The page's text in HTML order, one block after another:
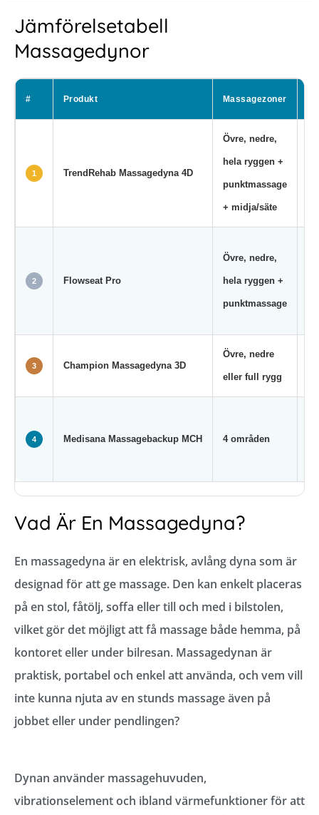
Jämförelsetabell
Massagedynor
# Produkt Massagezoner
1 TrendRehab Massagedyna 4D
Övre, nedre,
hela ryggen +
punktmassage
+ midja/säte
2 Flowseat Pro
Övre, nedre,
hela ryggen +
punktmassage
3 Champion Massagedyna 3D
Övre, nedre
eller full rygg
4 Medisana Massagebackup MCH 4 områden
Vad Är En Massagedyna?
En massagedyna är en elektrisk, avlång dyna som är
designad för att ge massage. Den kan enkelt placeras
på en stol, fåtölj, soffa eller till och med i bilstolen,
vilket gör det möjligt att få massage både hemma, på
kontoret eller under bilresan. Massagedynan är
praktisk, portabel och enkel att använda, och vem vill
inte kunna njuta av en stunds massage även på
jobbet eller under pendlingen?
Dynan använder massagehuvuden,
vibrationselement och ibland värmefunktioner för att